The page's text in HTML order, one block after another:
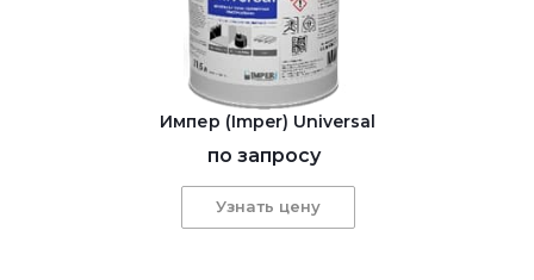
Импер (Imper) Universal
по запросу
Узнать цену